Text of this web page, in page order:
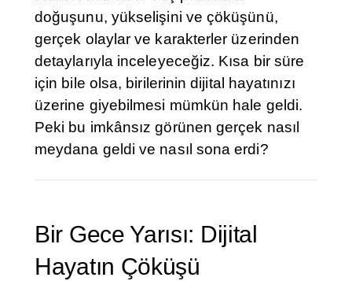
doğuşunu, yükselişini ve çöküşünü,
gerçek olaylar ve karakterler üzerinden
detaylarıyla inceleyeceğiz. Kısa bir süre
için bile olsa, birilerinin dijital hayatınızı
üzerine giyebilmesi mümkün hale geldi.
Peki bu imkânsız görünen gerçek nasıl
meydana geldi ve nasıl sona erdi?
Bir Gece Yarısı: Dijital
Hayatın Çöküşü